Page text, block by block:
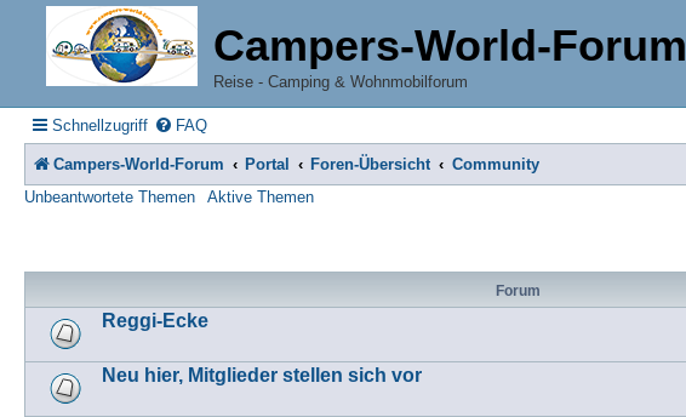
Campers-World-Forum
Reise - Camping & Wohnmobilforum
Schnellzugriff FAQ
Campers-World-Forum Portal Foren-Übersicht
Community
Unbeantwortete Themen
Aktive Themen
Forum
Reggi-Ecke
Neu hier, Mitglieder stellen sich vor